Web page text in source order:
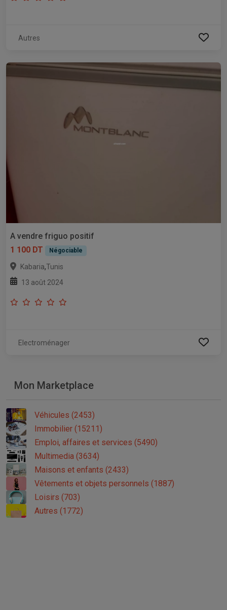
Autres
A vendre friguo positif
1 100 DT
Négociable
Kabaria,Tunis
13 août 2024
Electroménager
Mon Marketplace
Véhicules (2453)
Immobilier (15211)
Emploi, affaires et services (5490)
Multimedia (3634)
Maisons et enfants (2433)
Vêtements et objets personnels (1887)
Loisirs (703)
Autres (1772)